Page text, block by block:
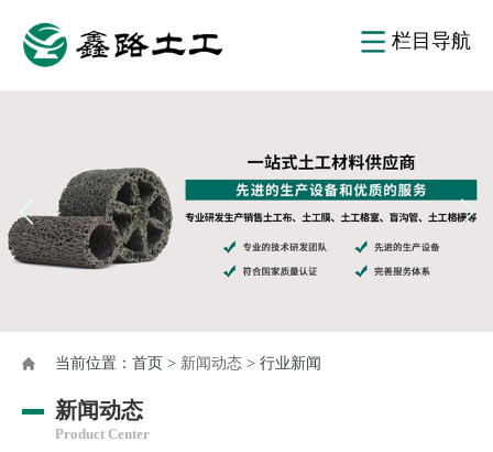
栏目导航
当前位置： 首页 > 新闻动态 > 行业新闻
新闻动态
Product Center